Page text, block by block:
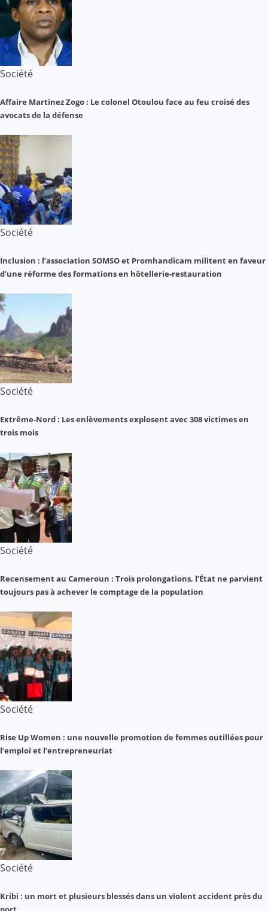
Société
Affaire Martinez Zogo : Le colonel Otoulou face au feu croisé des
avocats de la défense
Société
Inclusion : l’association SOMSO et Promhandicam militent en faveur
d’une réforme des formations en hôtellerie-restauration
Société
Extrême-Nord : Les enlèvements explosent avec 308 victimes en
trois mois
Société
Recensement au Cameroun : Trois prolongations, l’État ne parvient
toujours pas à achever le comptage de la population
Société
Rise Up Women : une nouvelle promotion de femmes outillées pour
l’emploi et l’entrepreneuriat
Société
Kribi : un mort et plusieurs blessés dans un violent accident près du